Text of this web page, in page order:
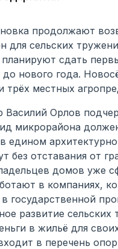
продолжают
для сельских
сдать
нового года.
трёх местных
Василий Орлов
микрорайона
едином
без отставания от
домов уже
в компаниях,
государственной
развитие сельских
в жильё для
в перечень